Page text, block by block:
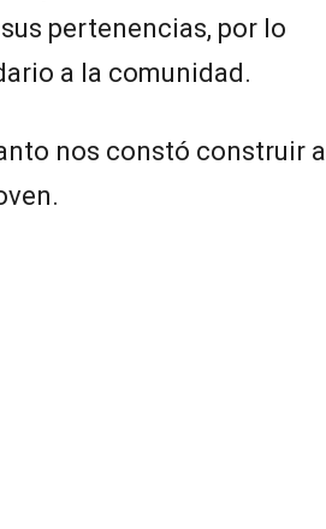
pertenencias, por lo
a la comunidad.
nos constó construir a